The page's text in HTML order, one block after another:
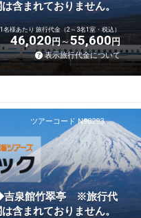
含まれておりません。
名様あたり 旅行代金（2～3名1室・税込）
46,020円 55,600円
表示旅行代金について
ツアーコード N98293
泉館竹翠亭 ※旅行代
含まれておりません。